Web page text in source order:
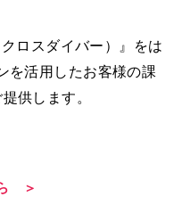
ロスダイバー）』をは
を活用したお客様の課
供します。
＞